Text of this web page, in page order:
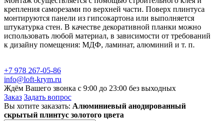
крепления саморезами по верхней части. Поверх плинтуса
монтируются панели из гипсокартона или выполняется
штукатурка стен. В качестве декоративной планки можно
использовать любой материал, в зависимости от требований
к дизайну помещения: МДФ, ламинат, алюминий и т. п.
+7 978 267-05-86
info@loft-krym.ru
Ждём Вашего звонка с 9:00 до 23:00 без выходных
Заказ Задать вопрос
Вы хотите заказать: Алюминиевый анодированный
скрытый плинтус золотого цвета